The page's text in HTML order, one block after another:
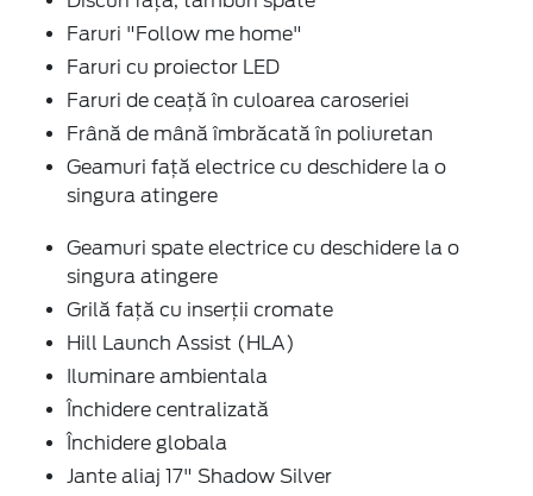
Faruri "Follow me home"
Faruri cu proiector LED
Faruri de ceaţă în culoarea caroseriei
Frână de mână îmbrăcată în poliuretan
Geamuri faţă electrice cu deschidere la o
singura atingere
Geamuri spate electrice cu deschidere la o
singura atingere
Grilă faţă cu inserţii cromate
Hill Launch Assist (HLA)
Iluminare ambientala
Închidere centralizată
Închidere globala
Jante aliaj 17" Shadow Silver